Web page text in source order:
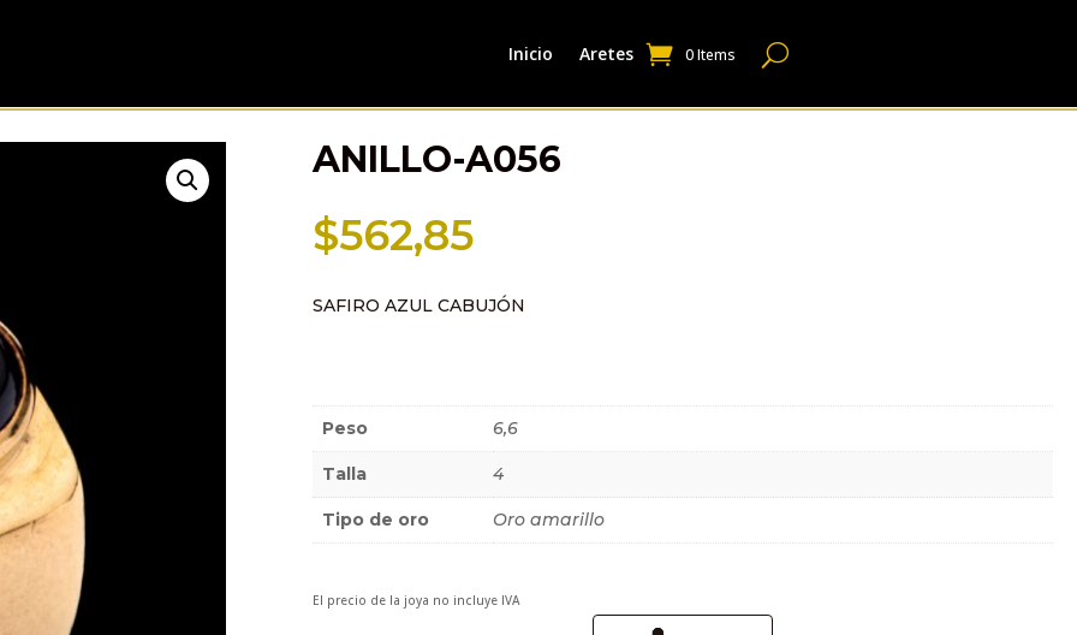
Inicio Aretes 0 Items
ANILLO-A056
$562,85
SAFIRO AZUL CABUJÓN
Peso 6,6
Talla 4
Tipo de oro Oro amarillo
El precio de la joya no incluye IVA